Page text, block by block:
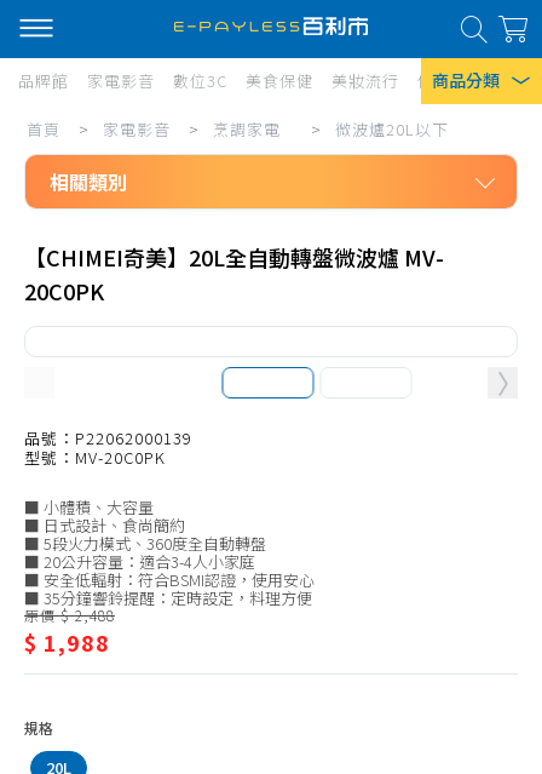
商品分類
熱門搜尋
風扇
除濕機
衛生紙
品牌館 家電影音 數位3C 美食保健 美妝流行 傢俱寢具 居
家
電
影
音/
烹
調
家
微
爐
20L
以
下
首頁 > 家電影音 > 烹調家電 > 微波爐20L以下
相關類別
烹調家電
電烤箱11L-20L
電烤箱41L以上
微波爐21-30L
微波爐31L以上
電鍋6人份以下
電鍋7-10人份
電子鍋5人份以下
電子鍋6人份
【CHIMEI奇美】20L全自動轉盤微波爐 MV-
20C0PK
品號：P22062000139
型號：MV-20C0PK
■ 小體積、大容量
■ 日式設計、食尚簡約
■ 5段火力模式、360度全自動轉盤
■ 20公升容量：適合3-4人小家庭
■ 安全低輻射：符合BSMI認證，使用安心
■ 35分鐘響鈴提醒：定時設定，料理方便
原價 $ 2,488
$ 1,988
規格
20L